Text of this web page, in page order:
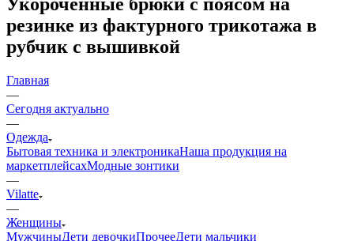
резинке из фактурного трикотажа в
рубчик с вышивкой
Главная
—
Сегодня актуально
—
Одежда
Бытовая техника и электроникаНаша продукция на
маркетплейсахМодные зонтики
—
Vilatte
—
Женщины
МужчиныДети девочкиПрочееДети мальчики